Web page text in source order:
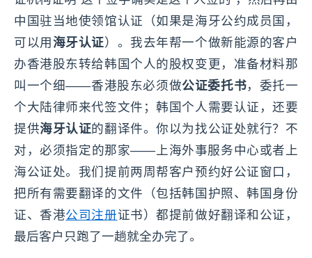
中国驻当地使领馆认证（如果是海牙公约成员国，
可以用 海牙认证）。我去年帮一个做新能源的客户
办香港股东转给韩国个人的股权变更，准备材料那
叫一个细——香港股东必须做公证委托书，委托一
个大陆律师来代签文件；韩国个人需要认证，还要
提供海牙认证的翻译件。你以为找公证处就行？不
对，必须指定的那家——上海外事服务中心或者上
海公证处。我们提前两周帮客户预约好公证窗口，
把所有需要翻译的文件（包括韩国护照、韩国身份
证、香港公司注册证书）都提前做好翻译和公证，
最后客户只跑了一趟就全办完了。